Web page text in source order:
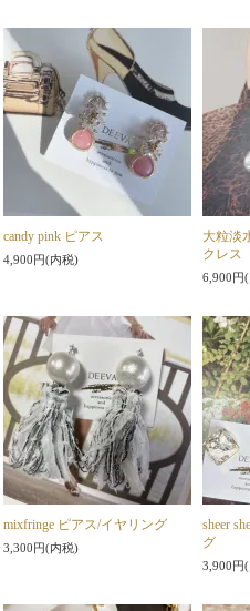
candy pink ピアス
4,900円(内税)
大粒淡
クレス
6,900円
mixfringe ピアス/イヤリング
3,300円(内税)
sheer
グ
3,900円